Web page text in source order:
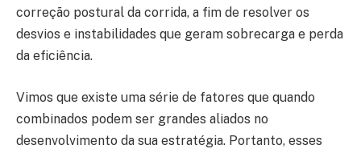
correção postural da corrida, a fim de resolver os
desvios e instabilidades que geram sobrecarga e perda
da eficiência.⠀⠀⠀⠀⠀⠀⠀⠀⠀⠀⠀⠀⠀⠀⠀
Vimos que existe uma série de fatores que quando
combinados podem ser grandes aliados no
desenvolvimento da sua estratégia. Portanto, esses